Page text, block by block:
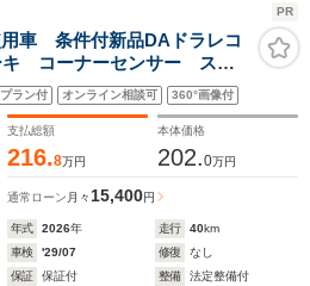
PR
車 条件付新品DAドラレコ
キ コーナーセンサー スマ
ルコン LEDヘッドライト
メラ 横滑り防止機能 電格
ラン付 オンライン相談可 360°画像付
支払総額
216.8万円
本体価格
202.0万円
通常ローン 月々15,400円
年式 2026年 走行 40km
車検
'29/07 修復
なし
保証
保証付 整備
法定整備付